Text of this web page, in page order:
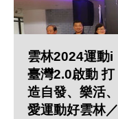
雲林2024運動i
臺灣2.0啟動 打
造自發、樂活、
愛運動好雲林／